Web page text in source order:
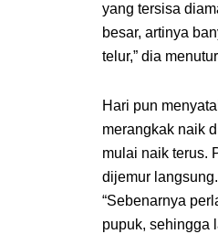
yang tersisa
besar, artinya
telur,” dia
Hari pun
merangkak naik
mulai naik terus.
dijemur
“Sebenarnya
pupuk, sehingga